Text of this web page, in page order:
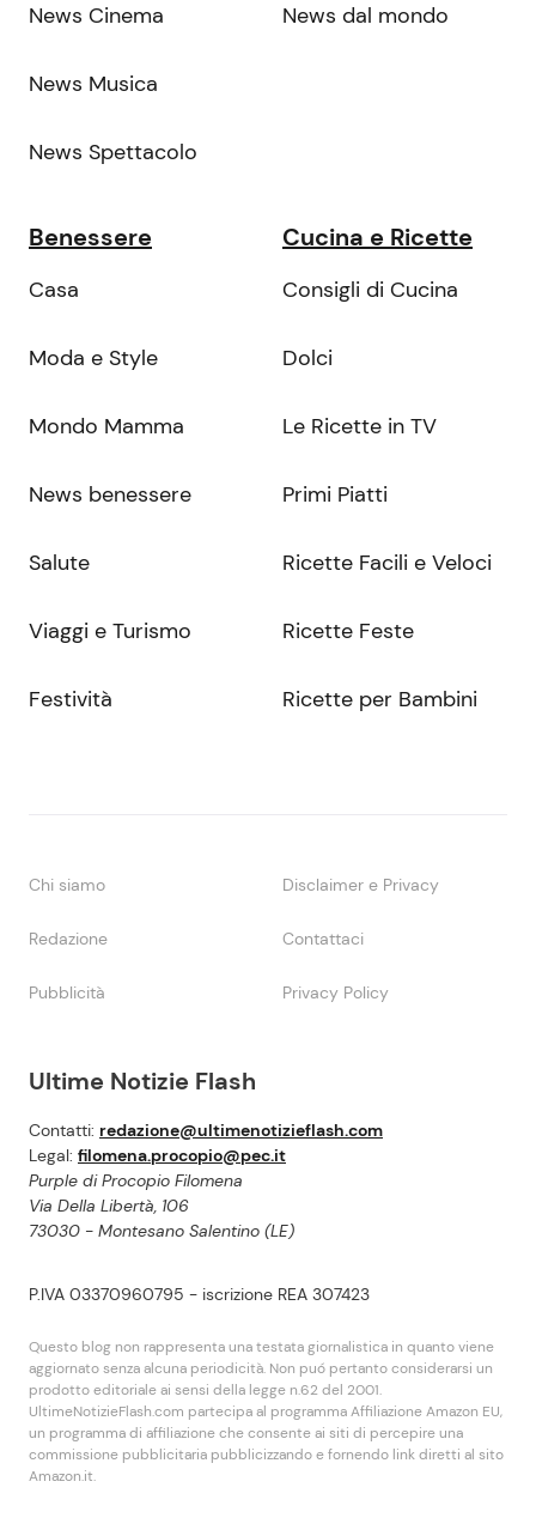
Ultime Notizie Flash
Contatti: redazione@ultimenotizieflash.com
Legal: filomena.procopio@pec.it
Purple di Procopio Filomena
Via Della Libertà, 106
73030 - Montesano Salentino (LE)
P.IVA 03370960795 - iscrizione REA 307423
Questo blog non rappresenta una testata giornalistica in quanto viene
aggiornato senza alcuna periodicità. Non puó pertanto considerarsi un
prodotto editoriale ai sensi della legge n.62 del 2001.
UltimeNotizieFlash.com partecipa al programma Affiliazione Amazon EU,
un programma di affiliazione che consente ai siti di percepire una
commissione pubblicitaria pubblicizzando e fornendo link diretti al sito
Amazon.it.
News Cinema
News Musica
News Spettacolo
News dal mondo
Benessere
Casa
Moda e Style
Mondo Mamma
News benessere
Salute
Viaggi e Turismo
Festività
Cucina e Ricette
Consigli di Cucina
Dolci
Le Ricette in TV
Primi Piatti
Ricette Facili e Veloci
Ricette Feste
Ricette per Bambini
Chi siamo Disclaimer e Privacy
Redazione Contattaci
Pubblicità Privacy Policy